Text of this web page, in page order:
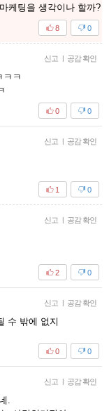
케팅을 생각이나 할까?
0
8
신고 | 공감 확인
ㅋㅋ
0
0
신고 | 공감 확인
0
1
신고 | 공감 확인
0
2
신고 | 공감 확인
수 밖에 없지
0
0
신고 | 공감 확인
.